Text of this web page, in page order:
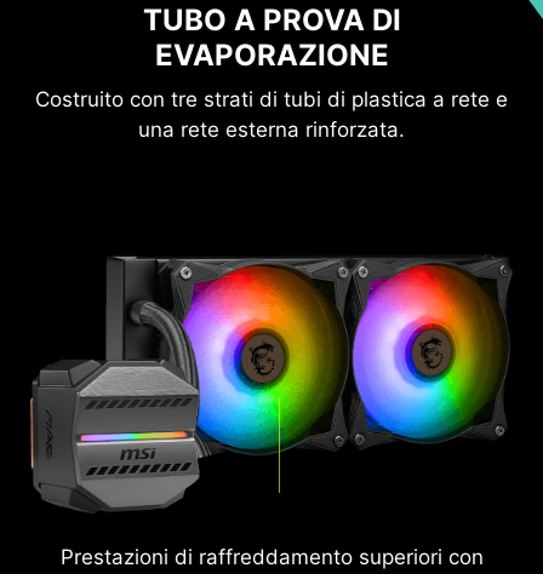
TUBO A PROVA DI
EVAPORAZIONE
Costruito con tre strati di tubi di plastica a rete e
una rete esterna rinforzata.
Prestazioni di raffreddamento superiori con